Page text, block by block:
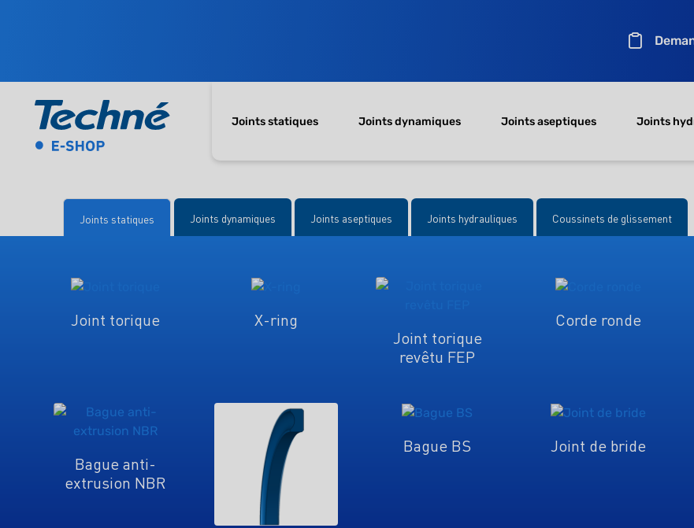
Joints statiques Joints dynamiques Joints aseptiques Joints
Joints statiques Joints dynamiques Joints aseptiques Joints hydrauliques Coussinets de glissement
Joint torique
X-ring
Joint torique
revêtu FEP
Corde ronde
Bague anti-
extrusion NBR
Bague BS Joint de bride